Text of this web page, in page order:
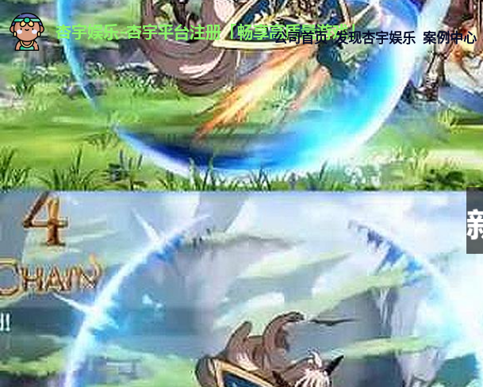
公司首页 发现杏宇娱乐 案例中心